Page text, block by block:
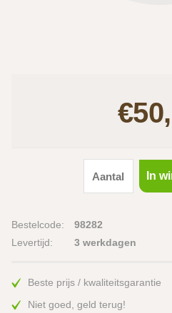
In
Bestelcode:
98282
Levertijd:
3 werkdagen
Beste prijs / kwaliteitsgarantie
Niet goed, geld terug!